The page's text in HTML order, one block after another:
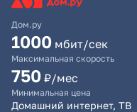
Дом.ру
1000 мбит/сек
Максимальная скорость
750 ₽/мес
Минимальная цена
Домашний интернет, ТВ